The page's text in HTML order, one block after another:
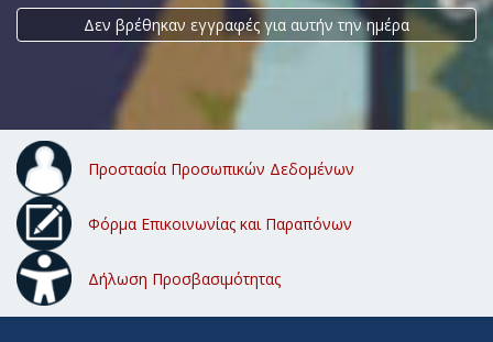
Δεν βρέθηκαν εγγραφές για αυτήν την ημέρα
Προστασία Προσωπικών Δεδομένων
Φόρμα Επικοινωνίας και Παραπόνων
Δήλωση Προσβασιμότητας